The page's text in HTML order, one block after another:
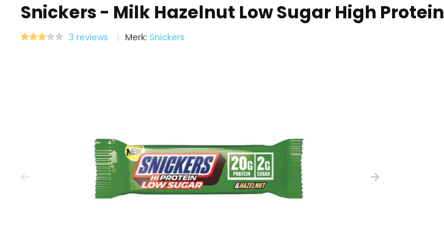
Snickers - Milk Hazelnut Low Sugar High
3 reviews Merk: Snickers